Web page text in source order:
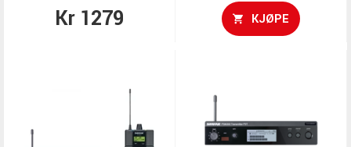
Kr 1279 KJØPE